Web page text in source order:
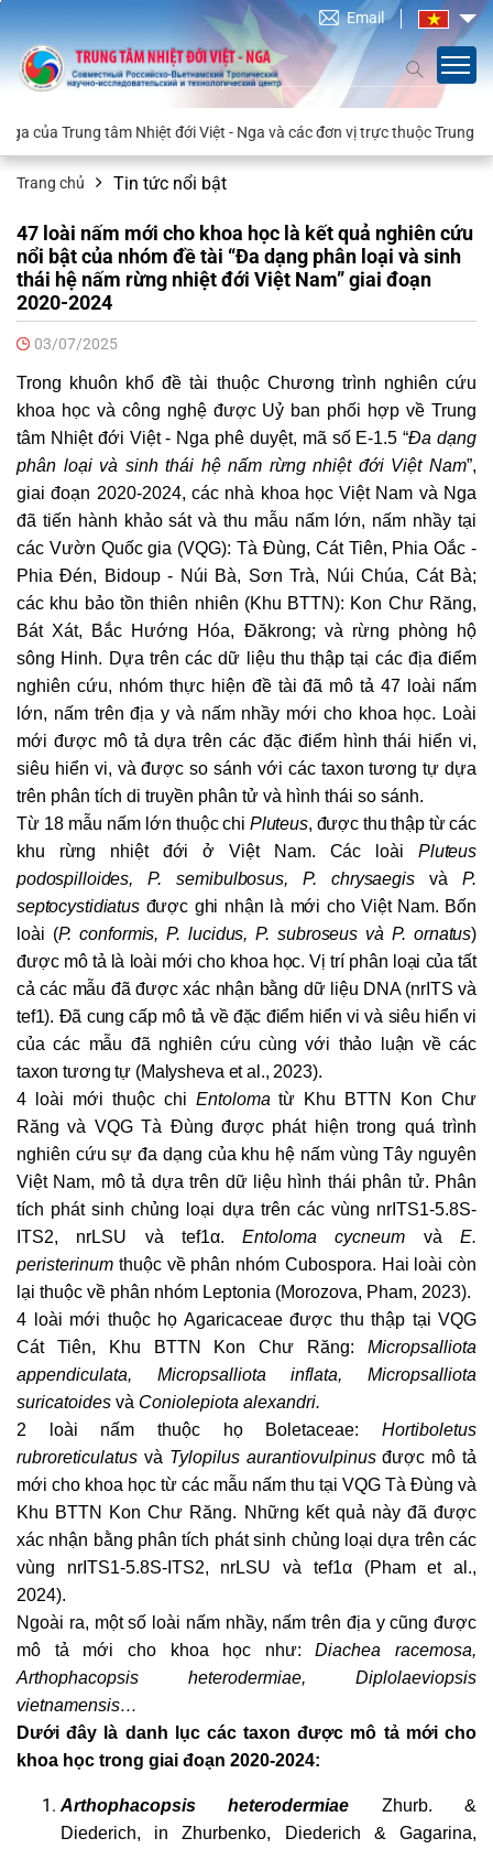
Email
đới Việt - Nga và các đơn vị trực thuộc Trung tâm (cập nhật ngày
Trang chủ Tin tức nổi bật
47 loài nấm mới cho khoa học là kết quả nghiên cứu
nổi bật của nhóm đề tài “Đa dạng phân loại và sinh
thái hệ nấm rừng nhiệt đới Việt Nam” giai đoạn
2020-2024
03/07/2025
Trong khuôn khổ đề tài thuộc Chương trình nghiên cứu
khoa học và công nghệ được Uỷ ban phối hợp về Trung
tâm Nhiệt đới Việt - Nga phê duyệt, mã số E-1.5 “Đa dạng
phân loại và sinh thái hệ nấm rừng nhiệt đới Việt Nam”,
giai đoạn 2020-2024, các nhà khoa học Việt Nam và Nga
đã tiến hành khảo sát và thu mẫu nấm lớn, nấm nhầy tại
các Vườn Quốc gia (VQG): Tà Đùng, Cát Tiên, Phia Oắc -
Phia Đén, Bidoup - Núi Bà, Sơn Trà, Núi Chúa, Cát Bà;
các khu bảo tồn thiên nhiên (Khu BTTN): Kon Chư Răng,
Bát Xát, Bắc Hướng Hóa, Đăkrong; và rừng phòng hộ
sông Hinh. Dựa trên các dữ liệu thu thập tại các địa điểm
nghiên cứu, nhóm thực hiện đề tài đã mô tả 47 loài nấm
lớn, nấm trên địa y và nấm nhầy mới cho khoa học. Loài
mới được mô tả dựa trên các đặc điểm hình thái hiển vi,
siêu hiển vi, và được so sánh với các taxon tương tự dựa
trên phân tích di truyền phân tử và hình thái so sánh.
Từ 18 mẫu nấm lớnthuộc chi Pluteus, được thu thập từ các
khu rừng nhiệt đới ở Việt Nam. Các loài Pluteus
podospilloides, P. semibulbosus, P. chrysaegisvà P.
septocystidiatus được ghi nhận là mới cho Việt Nam. Bốn
loài (P. conformis, P. lucidus, P. subroseus và P. ornatus)
được mô tả là loài mới cho khoa học. Vị trí phân loại của tất
cả các mẫu đã được xác nhận bằng dữ liệu DNA (nrITS và
tef1). Đã cung cấp mô tả về đặc điểm hiển vi và siêu hiển vi
của các mẫu đã nghiên cứu cùng với thảo luận về các
taxon tương tự (Malysheva et al., 2023).
4 loài mới thuộc chi Entoloma từ Khu BTTN Kon Chư
Răng và VQG Tà Đùng được phát hiện trong quá trình
nghiên cứu sự đa dạng của khu hệ nấm vùng Tây nguyên
Việt Nam, mô tả dựa trên dữ liệu hình thái phân tử. Phân
tích phát sinh chủng loại dựa trên các vùng nrITS1-5.8S-
ITS2, nrLSU và tef1α.Entoloma cycneum vàE.
peristerinum thuộc về phân nhóm Cubospora. Hai loài còn
lại thuộc về phân nhóm Leptonia (Morozova, Pham, 2023).
4 loài mới thuộc họ Agaricaceae được thu thập tại VQG
Cát Tiên, Khu BTTN Kon Chư Răng: Micropsalliota
appendiculata, Micropsalliota inflata, Micropsalliota
suricatoides và Coniolepiota alexandri.
2 loài nấm thuộc họ Boletaceae: Hortiboletus
rubroreticulatus và Tylopilus aurantiovulpinusđược mô tả
mới cho khoa học từ các mẫu nấm thu tại VQG Tà Đùng và
Khu BTTN Kon Chư Răng. Những kết quả này đã được
xác nhận bằng phân tích phát sinh chủng loại dựa trên các
vùng nrITS1-5.8S-ITS2, nrLSU và tef1α (Pham et al.,
2024).
Ngoài ra, một số loài nấm nhầy, nấm trên địa y cũng được
mô tả mới cho khoa học như:Diachea racemosa,
Arthophacopsis heterodermiae, Diplolaeviopsis
vietnamensis…
Dưới đây là danh lục các taxon được mô tả mới cho
khoa học trong giai đoạn 2020-2024:
Arthophacopsis heterodermiae Zhurb. &
Diederich, in Zhurbenko, Diederich & Gagarina,